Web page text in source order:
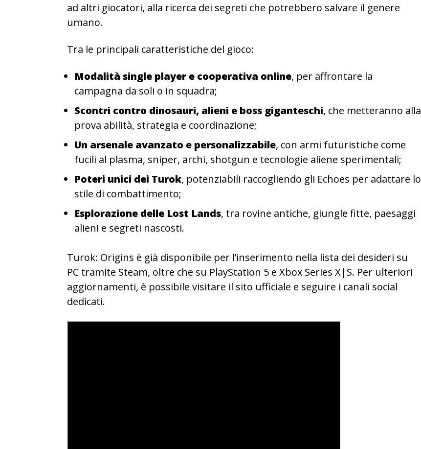
ad altri giocatori, alla ricerca dei segreti che potrebbero salvare il genere
umano.
Tra le principali caratteristiche del gioco:
Modalità single player e cooperativa online, per affrontare la
campagna da soli o in squadra;
Scontri contro dinosauri, alieni e boss giganteschi, che metteranno alla
prova abilità, strategia e coordinazione;
Un arsenale avanzato e personalizzabile, con armi futuristiche come
fucili al plasma, sniper, archi, shotgun e tecnologie aliene sperimentali;
Poteri unici dei Turok, potenziabili raccogliendo gli Echoes per adattare lo
stile di combattimento;
Esplorazione delle Lost Lands, tra rovine antiche, giungle fitte, paesaggi
alieni e segreti nascosti.
Turok: Origins è già disponibile per l’inserimento nella lista dei desideri su
PC tramite Steam, oltre che su PlayStation 5 e Xbox Series X|S. Per ulteriori
aggiornamenti, è possibile visitare il sito ufficiale e seguire i canali social
dedicati.